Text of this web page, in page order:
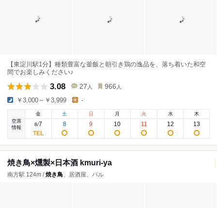
【東淀川駅1分】種類豊富な釜飯と朝引き鶏の逸品を、落ち着いた和空
間でお楽しみください♪
3.08 27 人 966 人
￥3,000～￥3,999 -
空席
情報
金
8/7
土
8
日
9
月
10
火
11
水
12
木
13
焼き鳥×燻製×日本酒 kmuri-ya
南方駅 124m /焼き鳥、居酒屋、バル